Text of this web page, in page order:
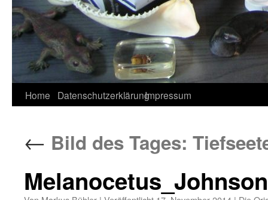
Home DatenschutzerklärungImpressum
← Bild des Tages: